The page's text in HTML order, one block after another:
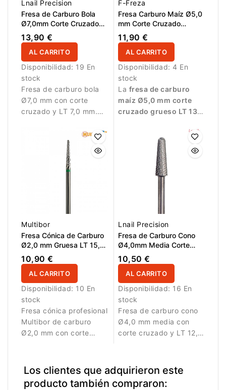
Lnail Precision
Fresa de Carburo Bola
Ø7,0mm Corte Cruzado
LT 7,0mm
13,90 €
AL CARRITO
Disponibilidad: 19 En
stock
Fresa de carburo bola
Ø7,0 mm con corte
cruzado y LT 7,0 mm.
eliminación precisa de
F-Freza
Fresa Carburo Maíz Ø5,0
mm Corte Cruzado
Grueso LT 13,0 mm
11,90 €
AL CARRITO
Disponibilidad: 4 En
stock
La fresa de carburo
maíz Ø5,0 mm corte
cruzado grueso LT 13,0
eliminar rápidamente
gel, acrílico, polygel y
semipermanente. El
corte cruzado grueso
proporciona alta
y la forma maíz permite
trabajar eficazmente
sobre superficies
amplias.
Multibor
Fresa Cónica de Carburo
Ø2,0 mm Gruesa LT 15,0
mm
10,90 €
AL CARRITO
Disponibilidad: 10 En
stock
Fresa cónica profesional
Multibor de carburo
Ø2,0 mm con corte
corrección precisas
Lnail Precision
Fresa de Carburo Cono
Ø4,0mm Media Corte
Cruzado LT 12,7mm
10,50 €
AL CARRITO
Disponibilidad: 16 En
stock
Fresa de carburo cono
Ø4,0 mm media con
corte cruzado y LT 12,7
entre potencia y
control.
Los clientes que adquirieron este
producto también compraron: